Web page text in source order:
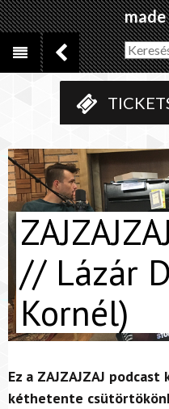
// Lázár
Kornél)
Ez a ZAJZAJZAJ
kéthetente